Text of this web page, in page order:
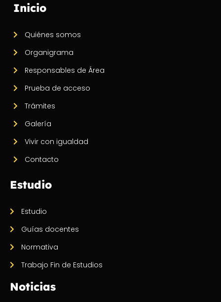
Inicio
Quiénes somos
Organigrama
Responsables de Área
Prueba de acceso
Trámites
Galería
Vivir con igualdad
Contacto
Estudio
Estudio
Guías docentes
Normativa
Trabajo Fin de Estudios
Noticias